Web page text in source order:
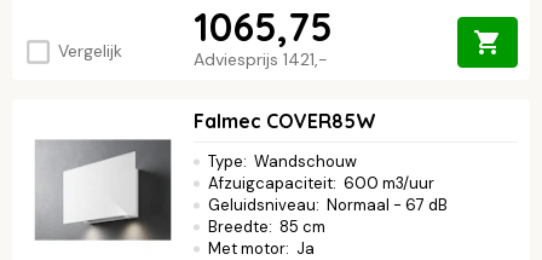
Vergelijk Adviesprijs 1421,-
1065,75
Falmec COVER85W
Type: Wandschouw
Afzuigcapaciteit: 600 m3/uur
Geluidsniveau: Normaal - 67 dB
Breedte: 85 cm
Met motor: Ja